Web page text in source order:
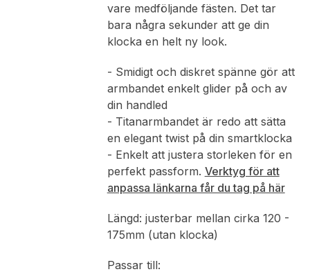
vare medföljande fästen. Det tar
bara några sekunder att ge din
klocka en helt ny look.
- Smidigt och diskret spänne gör att
armbandet enkelt glider på och av
din handled
- Titanarmbandet är redo att sätta
en elegant twist på din smartklocka
- Enkelt att justera storleken för en
perfekt passform. Verktyg för att
anpassa länkarna får du tag på här
Längd: justerbar mellan cirka 120 -
175mm (utan klocka)
Passar till: